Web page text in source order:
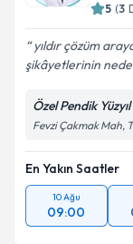
Kişisel
Metni
5 (3
yıldır çözüm
şikâyetlerinin
Özel Pendik
Fevzi Çakmak Mah,
En Yakın Saatler
10 Ağu
09:00